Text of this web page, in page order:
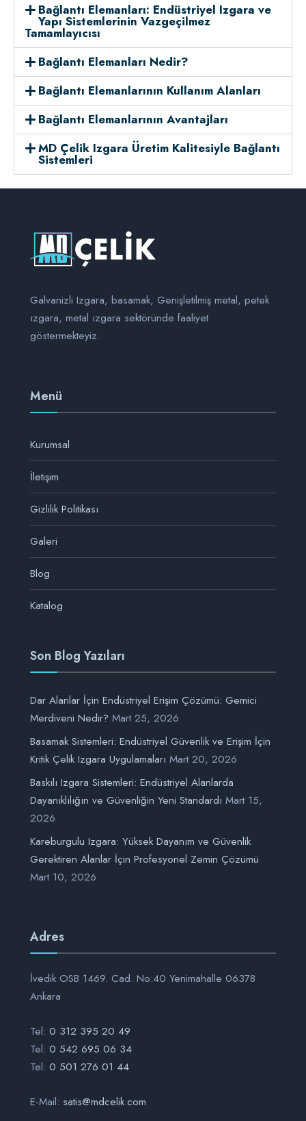
Bağlantı Elemanları: Endüstriyel Izgara ve
Yapı Sistemlerinin Vazgeçilmez
Tamamlayıcısı
Bağlantı Elemanları Nedir?
Bağlantı Elemanlarının Kullanım Alanları
Bağlantı Elemanlarının Avantajları
MD Çelik Izgara Üretim Kalitesiyle Bağlantı
Sistemleri
Galvanizli Izgara, basamak, Genişletilmiş metal, petek
ızgara, metal ızgara sektöründe faaliyet
göstermekteyiz.
Menü
Kurumsal
İletişim
Gizlilik Politikası
Galeri
Blog
Katalog
Son Blog Yazıları
Dar Alanlar İçin Endüstriyel Erişim Çözümü: Gemici
Merdiveni Nedir? Mart 25, 2026
Basamak Sistemleri: Endüstriyel Güvenlik ve Erişim İçin
Kritik Çelik Izgara Uygulamaları Mart 20, 2026
Baskılı Izgara Sistemleri: Endüstriyel Alanlarda
Dayanıklılığın ve Güvenliğin Yeni Standardı Mart 15,
2026
Kareburgulu Izgara: Yüksek Dayanım ve Güvenlik
Gerektiren Alanlar İçin Profesyonel Zemin Çözümü
Mart 10, 2026
Adres
İvedik OSB 1469. Cad. No:40 Yenimahalle 06378
Ankara
Tel: 0 312 395 20 49
Tel: 0 542 695 06 34
Tel: 0 501 276 01 44
E-Mail: satis@mdcelik.com